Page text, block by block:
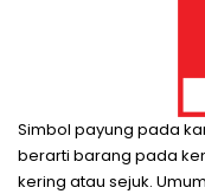
Simbol payung pada
berarti barang pada
kering atau sejuk.